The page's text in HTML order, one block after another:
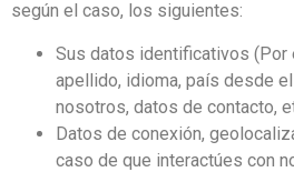
según el caso, los siguientes:
Sus datos identificativos (Por
apellido, idioma, país desde
nosotros, datos de contacto,
Datos de conexión,
caso de que interactúes con